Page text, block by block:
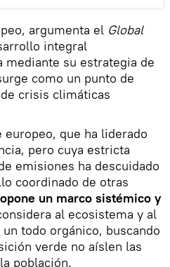
argumenta el Global
integral
mediante su estrategia de
como un punto de
crisis climáticas
que ha liderado
pero cuya estricta
emisiones ha descuidado
coordinado de otras
un marco sistémico y
al ecosistema y al
todo orgánico, buscando
verde no aíslen las
población.